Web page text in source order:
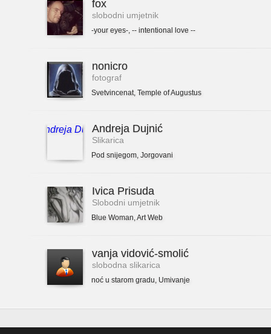
fox
slobodni umjetnik
-your eyes-, -- intentional love --
nonicro
fotograf
Svetvincenat, Temple of Augustus
Andreja Dujnić
Slikarica
Pod snijegom, Jorgovani
Ivica Prisuda
Slobodni umjetnik
Blue Woman,Art Web
vanja vidović-smolić
slobodna slikarica
noć u starom gradu, Umivanje